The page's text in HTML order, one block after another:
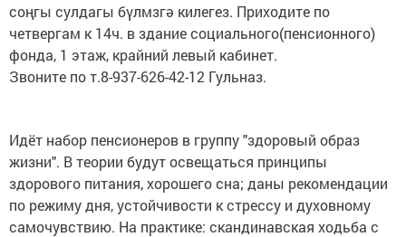
соңгы сулдагы бүлмзгә килегез. Приходите по
четвергам к 14ч. в здание социального(пенсионного)
фонда, 1 этаж, крайний левый кабинет.
Звоните по т.8-937-626-42-12 Гульназ.
Идёт набор пенсионеров в группу "здоровый образ
жизни". В теории будут освещаться принципы
здорового питания, хорошего сна; даны рекомендации
по режиму дня, устойчивости к стрессу и духовному
самочувствию. На практике: скандинавская ходьба с